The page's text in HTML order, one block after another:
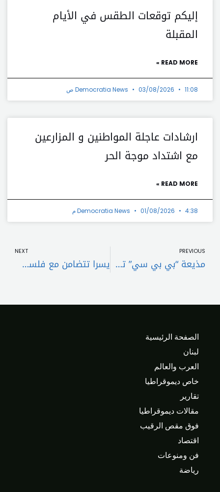
إليكم توقعات الطقس في الأيام
المقبلة
READ MORE »
Democratia News 03/08/2026 11:08 ص
ارشادات عاجلة المواطنين و المزارعين
مع اشتداد موجة الحر
READ MORE »
Democratia News 01/08/2026 4:38 م
PREVIOUS
مذيعة “بي بي سي” تعتذر !
NEXT
يسرا تتضامن مع فلسطين في مهرجان البحر الأحمر السينمائي
الصفحة الرئيسية
لبنان
العرب والعالم
خاص ديموقراطيا
تقارير
مقالات ديموقراطيا
فوق مقص الرقيب
اقتصاد
فن ومنوعات
رياضة